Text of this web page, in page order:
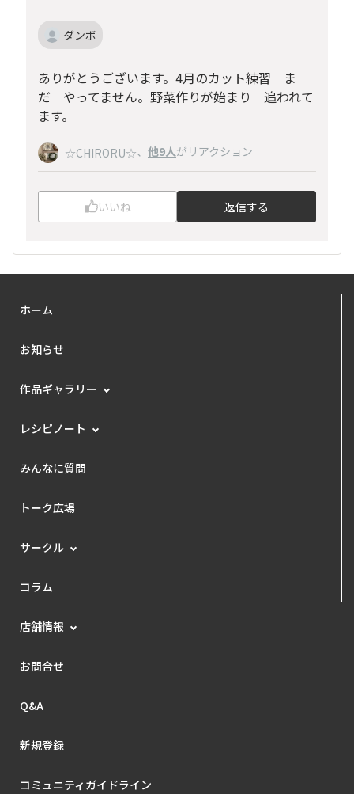
ダンボ
ありがとうございます。4月のカット練習 ま
だ やってません。野菜作りが始まり 追われて
ます。
☆CHIRORU☆、 他9人がリアクション
いいね 返信する
ホーム
お知らせ
作品ギャラリー
レシピノート
みんなに質問
トーク広場
サークル
コラム
店舗情報
お問合せ
Q&A
新規登録
コミュニティガイドライン